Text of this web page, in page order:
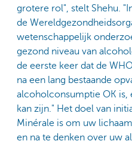
grotere rol", stelt Shehu.
de
wetenschappelijk
gezond niveau van
de eerste keer dat de
na een lang bestaande
alcoholconsumptie OK is,
kan zijn." Het doel van
Minérale is om uw
en na te denken over uw